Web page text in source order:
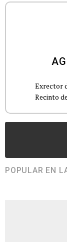
Exrector
Recinto
POPULAR EN